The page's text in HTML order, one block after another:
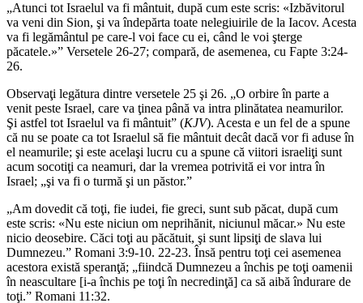
„Atunci tot Israelul va fi mântuit, după cum este scris: «Izbăvitorul
va veni din Sion, şi va îndepărta toate nelegiuirile de la Iacov. Acesta
va fi legământul pe care-l voi face cu ei, când le voi şterge
păcatele.»” Versetele 26-27; compară, de asemenea, cu Fapte 3:24-
26.
Observaţi legătura dintre versetele 25 şi 26. „O orbire în parte a
venit peste Israel, care va ţinea până va intra plinătatea neamurilor.
Şi astfel tot Israelul va fi mântuit” (KJV). Acesta e un fel de a spune
că nu se poate ca tot Israelul să fie mântuit decât dacă vor fi aduse în
el neamurile; şi este acelaşi lucru cu a spune că viitori israeliţi sunt
acum socotiţi ca neamuri, dar la vremea potrivită ei vor intra în
Israel; „şi va fi o turmă şi un păstor.”
„Am dovedit că toţi, fie iudei, fie greci, sunt sub păcat, după cum
este scris: «Nu este niciun om neprihănit, niciunul măcar.» Nu este
nicio deosebire. Căci toţi au păcătuit, şi sunt lipsiţi de slava lui
Dumnezeu.” Romani 3:9-10. 22-23. Însă pentru toţi cei asemenea
acestora există speranţă; „fiindcă Dumnezeu a închis pe toţi oamenii
în neascultare [i-a închis pe toţi în necredinţă] ca să aibă îndurare de
toţi.” Romani 11:32.